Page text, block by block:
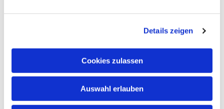
Details zeigen
Cookies zulassen
Auswahl erlauben